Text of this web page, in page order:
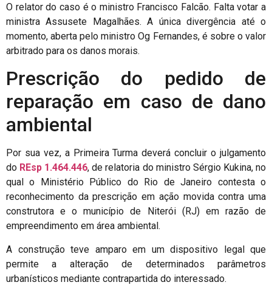
O relator do caso é o ministro Francisco Falcão. Falta votar a
ministra Assusete Magalhães. A única divergência até o
momento, aberta pelo ministro Og Fernandes, é sobre o valor
arbitrado para os danos morais.
Prescrição do pedido de
reparação em caso de dano
ambiental
Por sua vez, a Primeira Turma deverá concluir o julgamento
do REsp 1.464.446, de relatoria do ministro Sérgio Kukina, no
qual o Ministério Público do Rio de Janeiro contesta o
reconhecimento da prescrição em ação movida contra uma
construtora e o município de Niterói (RJ) em razão de
empreendimento em área ambiental.
A construção teve amparo em um dispositivo legal que
permite a alteração de determinados parâmetros
urbanísticos mediante contrapartida do interessado.